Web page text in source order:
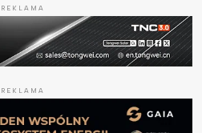
REKLAMA
REKLAMA